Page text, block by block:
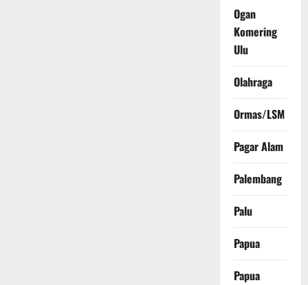
Ogan
Komering
Ulu
Olahraga
Ormas/LSM
Pagar Alam
Palembang
Palu
Papua
Papua